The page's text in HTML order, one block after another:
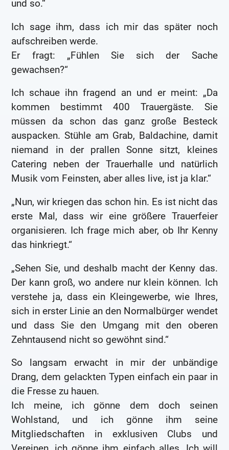
und so.“
Ich sage ihm, dass ich mir das später noch
aufschreiben werde.
Er fragt: „Fühlen Sie sich der Sache
gewachsen?“
Ich schaue ihn fragend an und er meint: „Da
kommen bestimmt 400 Trauergäste. Sie
müssen da schon das ganz große Besteck
auspacken. Stühle am Grab, Baldachine, damit
niemand in der prallen Sonne sitzt, kleines
Catering neben der Trauerhalle und natürlich
Musik vom Feinsten, aber alles live, ist ja klar.“
„Nun, wir kriegen das schon hin. Es ist nicht das
erste Mal, dass wir eine größere Trauerfeier
organisieren. Ich frage mich aber, ob Ihr Kenny
das hinkriegt.“
„Sehen Sie, und deshalb macht der Kenny das.
Der kann groß, wo andere nur klein können. Ich
verstehe ja, dass ein Kleingewerbe, wie Ihres,
sich in erster Linie an den Normalbürger wendet
und dass Sie den Umgang mit den oberen
Zehntausend nicht so gewöhnt sind.“
So langsam erwacht in mir der unbändige
Drang, dem gelackten Typen einfach ein paar in
die Fresse zu hauen.
Ich meine, ich gönne dem doch seinen
Wohlstand, und ich gönne ihm seine
Mitgliedschaften in exklusiven Clubs und